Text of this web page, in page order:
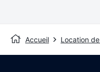
Accueil Location